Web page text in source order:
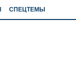
СПЕЦТЕМЫ